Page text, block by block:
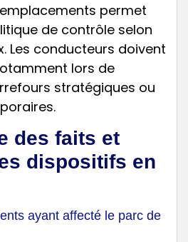
permet
de contrôle selon
Les conducteurs doivent
lors de
stratégiques ou
des faits et
dispositifs en
ayant affecté le parc de